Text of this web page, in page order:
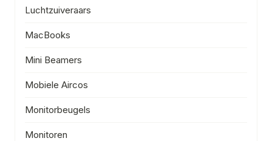
Luchtzuiveraars
MacBooks
Mini Beamers
Mobiele Aircos
Monitorbeugels
Monitoren